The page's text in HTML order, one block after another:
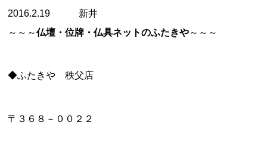
2016.2.19 新井
～～～仏壇・位牌・仏具ネットのふたきや～～～
◆ふたきや 秩父店
〒３６８－００２２